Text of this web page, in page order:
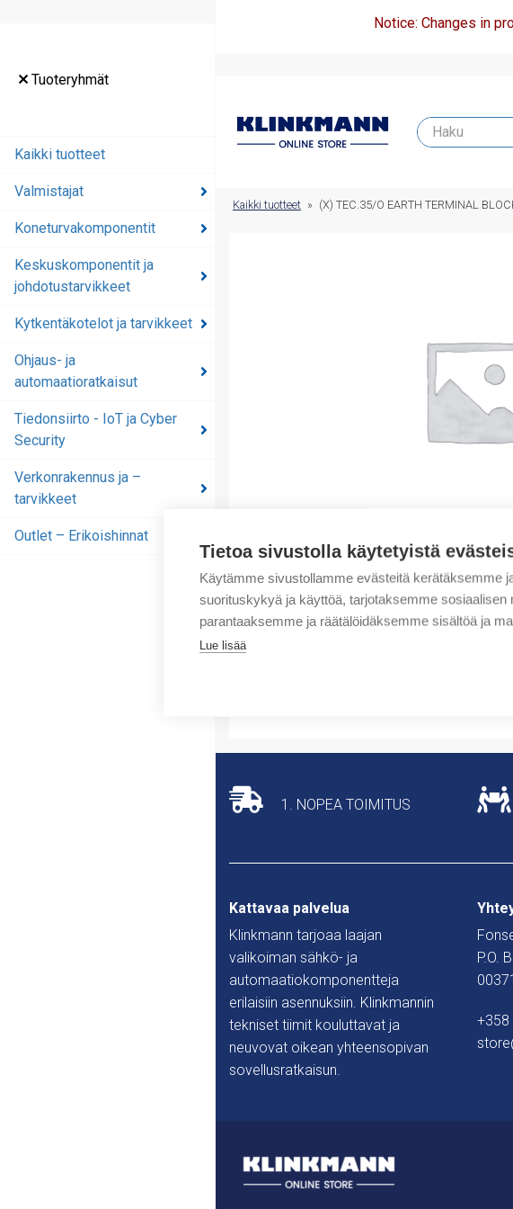
Tietoa sivustolla käytetyistä
Käytämme sivustollamme evästeitä kerätäksemme
suorituskykyä ja käyttöä, tarjotaksemme sosiaalisen
parantaaksemme ja räätälöidäksemme sisältöä ja
Lue lisää
Tuoteryhmät
Kaikki tuotteet
Valmistajat
Koneturvakomponentit
Keskuskomponentit ja
johdotustarvikkeet
Kytkentäkotelot ja tarvikkeet
Ohjaus- ja
automaatioratkaisut
Tiedonsiirto - IoT ja Cyber
Security
Verkonrakennus ja –
tarvikkeet
Outlet – Erikoishinnat
Notice: Changes in
Outlet – Erikoishinnat
Kaikki tuotteet » (X) TEC.35/O EARTH TERMINAL
1. NOPEA TOIMITUS
Kattavaa palvelua
Klinkmann tarjoaa laajan
valikoiman sähkö- ja
automaatiokomponentteja
erilaisiin asennuksiin. Klinkmannin
tekniset tiimit kouluttavat ja
neuvovat oikean yhteensopivan
sovellusratkaisun.
P.O.
+358